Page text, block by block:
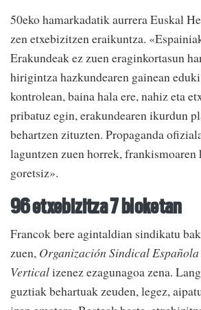
50eko hamarkadatik aurrera Euskal
zen etxebizitzen eraikuntza.
Erakundeak ez zuen eraginkortasun
hirigintza hazkundearen gainean
kontrolean, baina hala ere, nahiz eta
pribatuz egin, erakundearen ikurdun
behartzen zituzten. Propaganda
laguntzen zuen horrek,
goretsiz».
96 etxebizitza 7 bloketan
Francok bere agintaldian sindikatu
zuen, Organización Sindical Española
Verticalizenez ezagunagoa zena.
guztiak behartuak zeuden, legez,